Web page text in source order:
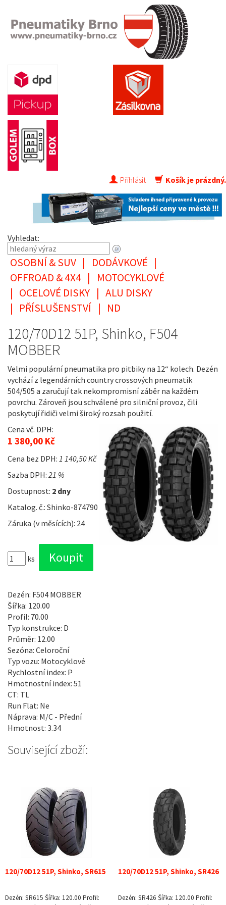
Přihlásit Košík je prázdný.
Vyhledat:
OSOBNÍ & SUV | DODÁVKOVÉ |
OFFROAD & 4X4 |
MOTOCYKLOVÉ
| OCELOVÉ DISKY | ALU DISKY
| PŘÍSLUŠENSTVÍ | ND
120/70D12 51P, Shinko, F504
MOBBER
Velmi populární pneumatika pro pitbiky na 12“ kolech. Dezén
vychází z legendárních country crossových pneumatik
504/505 a zaručují tak nekompromisní záběr na každém
povrchu. Zároveň jsou schválené pro silniční provoz, čili
poskytují řidiči velmi široký rozsah použití.
Cena vč. DPH:
1 380,00 Kč
Cena bez DPH: 1 140,50 Kč
Sazba DPH: 21 %
Dostupnost: 2 dny
Katalog. č.: Shinko-874790
Záruka (v měsících): 24
ks
Dezén: F504 MOBBER
Šířka: 120.00
Profil: 70.00
Typ konstrukce: D
Průměr: 12.00
Sezóna: Celoroční
Typ vozu: Motocyklové
Rychlostní index: P
Hmotnostní index: 51
CT: TL
Run Flat: Ne
Náprava: M/C - Přední
Hmotnost: 3.34
Související zboží:
120/70D12 51P, Shinko, SR615
Dezén: SR615 Šířka: 120.00 Profil:
120/70D12 51P, Shinko, SR426
Dezén: SR426 Šířka: 120.00 Profil: